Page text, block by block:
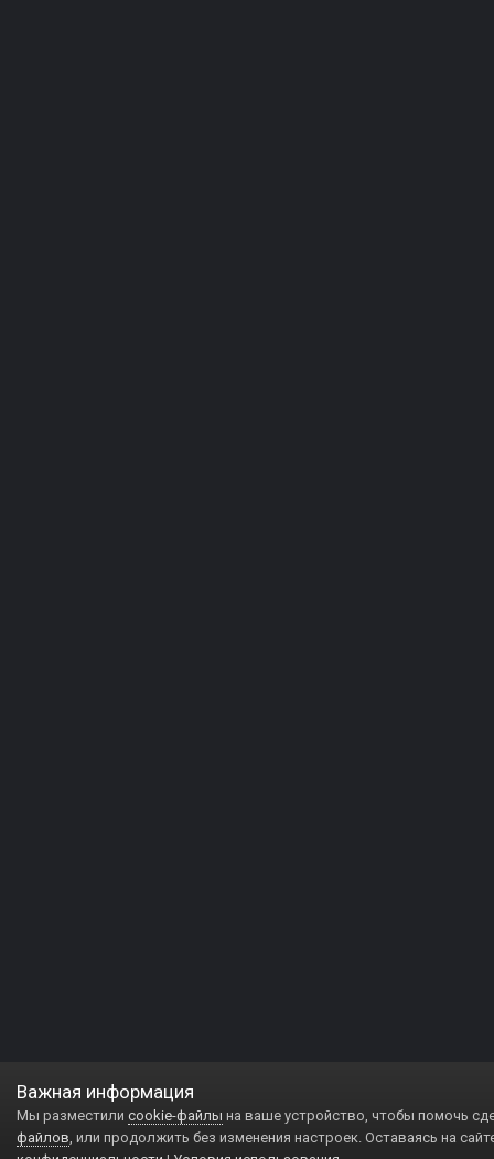
Важная информация
Мы разместили cookie-файлы на ваше устройство, чтобы помочь
файлов, или продолжить без изменения настроек. Оставаясь на